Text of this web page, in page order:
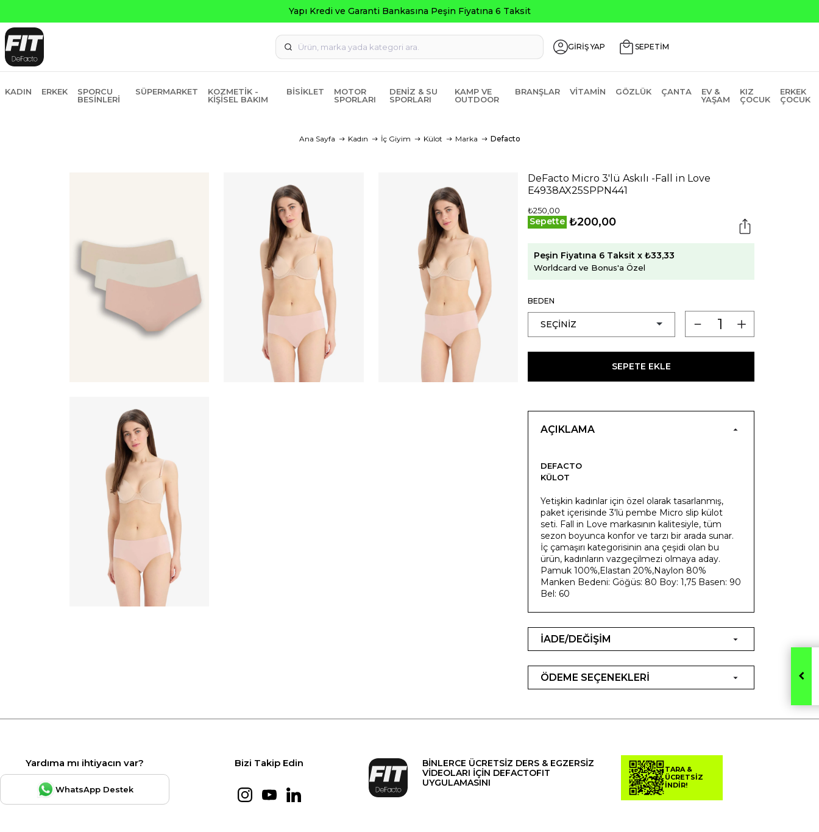
Yapı Kredi ve Garanti Bankasına Peşin Fiyatına 6 Taksit
GİRİŞ YAP SEPETİM
KADIN ERKEK
SPORCU
BESINLERI
SÜPERMARKET
KOZMETIK -
KIŞISEL BAKIM
BISIKLET
MOTOR
SPORLARI
DENIZ & SU
SPORLARI
KAMP VE
OUTDOOR
BRANŞLAR VITAMIN GÖZLÜK ÇANTA
EV &
YAŞAM
KIZ
ÇOCUK
ERKEK
ÇOCUK
Ana Sayfa Kadın İç Giyim Külot Marka Defacto
DeFacto Micro 3'lü Askılı -Fall in Love
E4938AX25SPPN441
₺250,00
Sepette ₺200,00
Peşin Fiyatına 6 Taksit x ₺33,33
Worldcard ve Bonus'a Özel
BEDEN
SEPETE EKLE
AÇIKLAMA
DEFACTO
KÜLOT
Yetişkin kadınlar için özel olarak tasarlanmış,
paket içerisinde 3'lü pembe Micro slip külot
seti. Fall in Love markasının kalitesiyle, tüm
sezon boyunca konfor ve tarzı bir arada sunar.
İç çamaşırı kategorisinin ana çeşidi olan bu
ürün, kadınların vazgeçilmezi olmaya aday.
Pamuk 100%,Elastan 20%,Naylon 80%
Manken Bedeni: Göğüs: 80 Boy: 1,75 Basen: 90
Bel: 60
İADE/DEĞİŞİM
ÖDEME SEÇENEKLERİ
Yardıma mı ihtiyacın var?
WhatsApp Destek
Bizi Takip Edin
BİNLERCE ÜCRETSİZ DERS & EGZERSİZ
VİDEOLARI İÇİN DEFACTOFIT
UYGULAMASINI
TARA &
ÜCRETSİZ
İNDİR!